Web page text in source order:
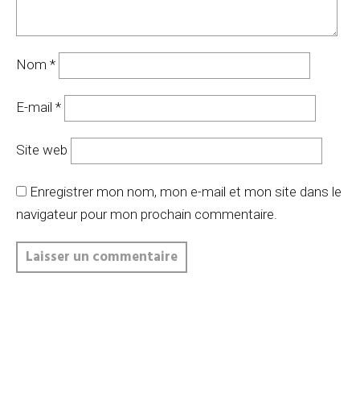
Nom *
E-mail *
Site web
Enregistrer mon nom, mon e-mail et mon site dans le
navigateur pour mon prochain commentaire.